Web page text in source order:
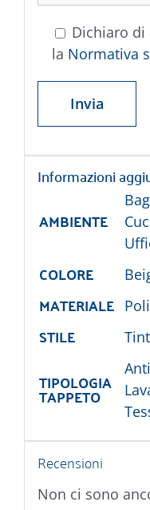
Dichiaro di
la Normativa
Informazioni
AMBIENTE
COLORE
MATERIALE
STILE
TIPOLOGIA
TAPPETO
Recensioni
Non ci sono